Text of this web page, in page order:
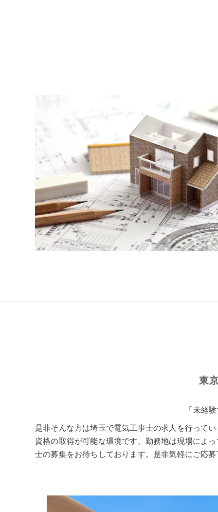
東
「未経
是非そんな方は埼玉で電気工事士の求人を行って
資格の取得が可能な環境です。勤務地は現場によ
士の募集をお待ちしております。是非気軽にご応